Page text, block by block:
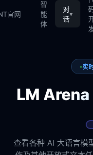
官网
智
能
体
对
话
▾
实
LM Arena
查看各种 AI 大语言模